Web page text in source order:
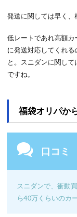
発送に関しては早く、
低レートであれ高額
に発送対応してくれ
と。スニダンに関し
ですね。
福袋オリパか
口コミ
スニダンで、衝動
ら40万くらいのカ